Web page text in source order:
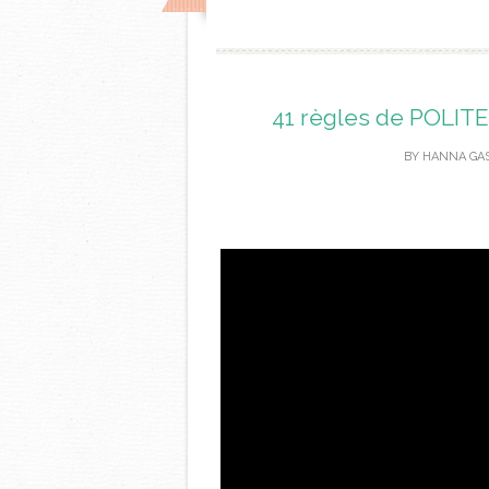
41 règles de
BY HANNA